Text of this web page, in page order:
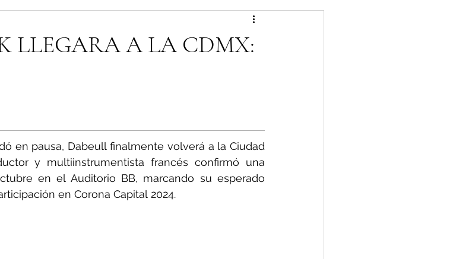
LLEGARA A LA CDMX:
en pausa, Dabeull finalmente volverá a la Ciudad
y multiinstrumentista francés confirmó una
en el Auditorio BB, marcando su esperado
en Corona Capital 2024.